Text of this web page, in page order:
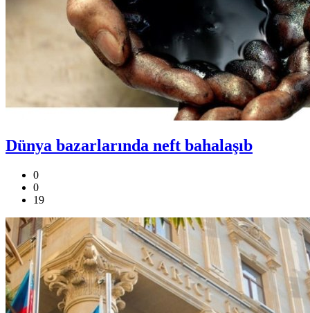
Dünya bazarlarında neft bahalaşıb
0
0
19